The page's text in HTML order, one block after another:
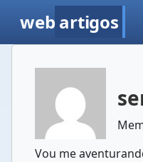
web artigos
Vou me